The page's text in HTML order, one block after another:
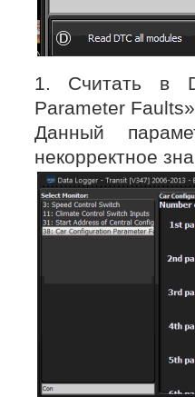
1. Считать в
Parameter Faults»
Данный
некорректное